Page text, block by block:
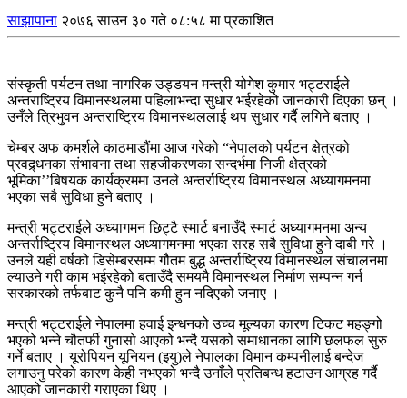
साझापाना २०७६ साउन ३० गते ०८:५८ मा प्रकाशित
संस्कृती पर्यटन तथा नागरिक उड्डयन मन्त्री योगेश कुमार भट्टराईले
अन्तराष्ट्रिय विमानस्थलमा पहिलाभन्दा सुधार भईरहेको जानकारी दिएका छन् ।
उनँले त्रिभुवन अन्तराष्ट्रिय विमानस्थललाई थप सुधार गर्दै लगिने बताए ।
चेम्बर अफ कमर्शले काठमाडौंमा आज गरेको “नेपालको पर्यटन क्षेत्रको
प्रवद्र्धनका संभावना तथा सहजीकरणका सन्दर्भमा निजी क्षेत्रको
भूमिका’’बिषयक कार्यक्रममा उनले अन्तर्राष्ट्रिय विमानस्थल अध्यागमनमा
भएका सबै सुविधा हुने बताए ।
मन्त्री भट्टराईले अध्यागमन छिट्टै स्मार्ट बनाउँदै स्मार्ट अध्यागमनमा अन्य
अन्तर्राष्ट्रिय विमानस्थल अध्यागमनमा भएका सरह सबै सुविधा हुने दाबी गरे ।
उनले यही वर्षको डिसेम्बरसम्म गौतम बुद्ध अन्तर्राष्ट्रिय विमानस्थल संचालनमा
ल्याउने गरी काम भईरहेको बताउँदै समयमै विमानस्थल निर्माण सम्पन्न गर्न
सरकारको तर्फबाट कुनै पनि कमी हुन नदिएको जनाए ।
मन्त्री भट्टराईले नेपालमा हवाई इन्धनको उच्च मूल्यका कारण टिकट महङ्गो
भएको भन्ने चौतर्फी गुनासो आएको भन्दै यसको समाधानका लागि छलफल सुरु
गर्ने बताए । यूरोपियन यूनियन (इयु)ले नेपालका विमान कम्पनीलाई बन्देज
लगाउनु परेको कारण केही नभएको भन्दै उनाँले प्रतिबन्ध हटाउन आग्रह गर्दै
आएको जानकारी गराएका थिए ।